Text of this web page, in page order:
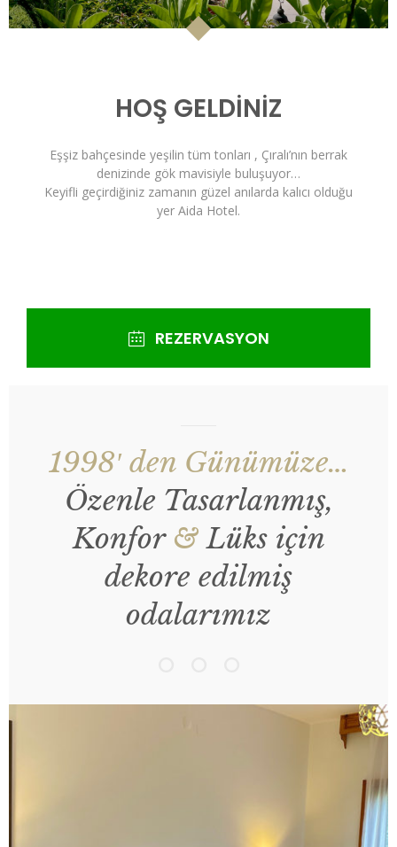
HOŞ GELDİNİZ
Eşşiz bahçesinde yeşilin tüm tonları , Çıralı’nın berrak
denizinde gök mavisiyle buluşuyor…
Keyifli geçirdiğiniz zamanın güzel anılarda kalıcı olduğu
yer Aida Hotel.
REZERVASYON
1998′ den Günümüze…
Özenle Tasarlanmış,
Konfor &Lüks için
dekore edilmiş
odalarımız